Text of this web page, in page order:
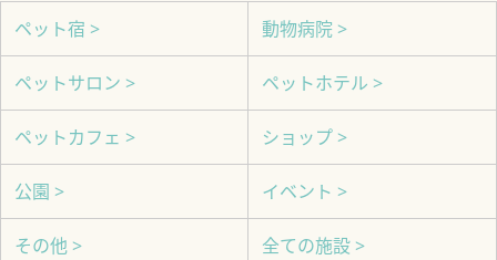
ペット宿 > 動物病院 >
ペットサロン > ペットホテル >
ペットカフェ > ショップ >
公園 > イベント >
その他 > 全ての施設 >